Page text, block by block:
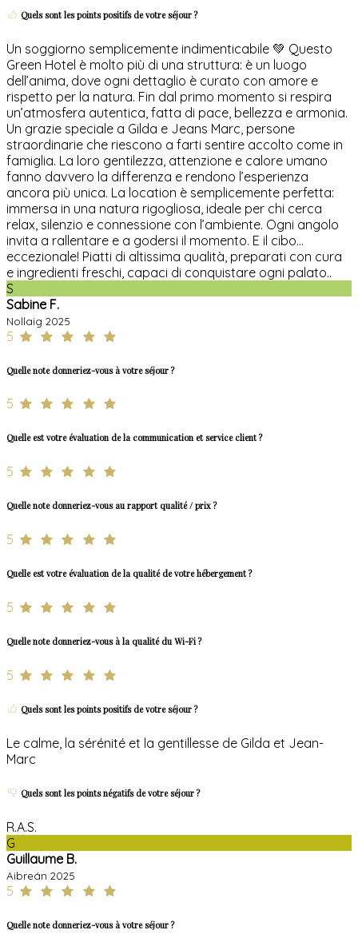
Quels sont les points positifs de votre séjour ?
Un soggiorno semplicemente indimenticabile 💚 Questo
Green Hotel è molto più di una struttura: è un luogo
dell’anima, dove ogni dettaglio è curato con amore e
rispetto per la natura. Fin dal primo momento si respira
un’atmosfera autentica, fatta di pace, bellezza e armonia.
Un grazie speciale a Gilda e Jeans Marc, persone
straordinarie che riescono a farti sentire accolto come in
famiglia. La loro gentilezza, attenzione e calore umano
fanno davvero la differenza e rendono l’esperienza
ancora più unica. La location è semplicemente perfetta:
immersa in una natura rigogliosa, ideale per chi cerca
relax, silenzio e connessione con l’ambiente. Ogni angolo
invita a rallentare e a godersi il momento. E il cibo…
eccezionale! Piatti di altissima qualità, preparati con cura
e ingredienti freschi, capaci di conquistare ogni palato..
S
Sabine F.
Nollaig 2025
5
Quelle note donneriez-vous à votre séjour ?
5
Quelle est votre évaluation de la communication et service client ?
5
Quelle note donneriez-vous au rapport qualité / prix ?
5
Quelle est votre évaluation de la qualité de votre hébergement ?
5
Quelle note donneriez-vous à la qualité du Wi-Fi ?
5
Quels sont les points positifs de votre séjour ?
Le calme, la sérénité et la gentillesse de Gilda et Jean-
Marc
Quels sont les points négatifs de votre séjour ?
R.A.S.
G
Guillaume B.
Aibreán 2025
5
Quelle note donneriez-vous à votre séjour ?